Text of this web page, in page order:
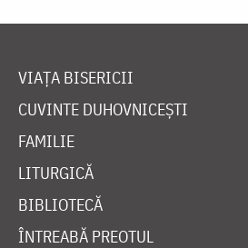
VIAȚA BISERICII
CUVINTE DUHOVNICEȘTI
FAMILIE
LITURGICĂ
BIBLIOTECĂ
ÎNTREABĂ PREOTUL